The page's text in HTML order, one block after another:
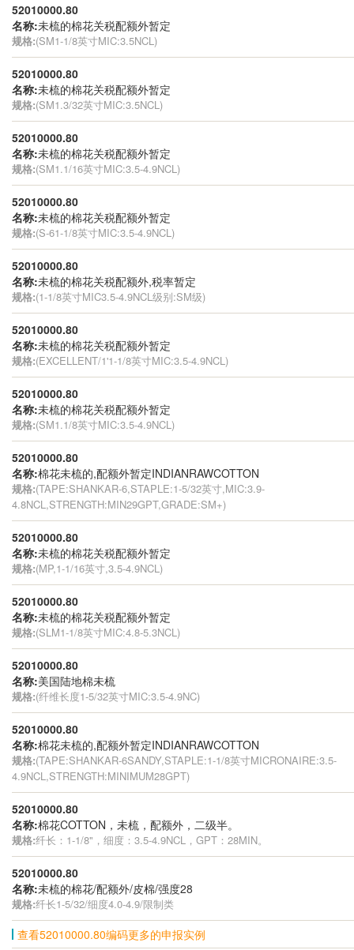
52010000.80
名称:未梳的棉花关税配额外暂定
规格:(SM1-1/8英寸MIC:3.5NCL)
52010000.80
名称:未梳的棉花关税配额外暂定
规格:(SM1.3/32英寸MIC:3.5NCL)
52010000.80
名称:未梳的棉花关税配额外暂定
规格:(SM1.1/16英寸MIC:3.5-4.9NCL)
52010000.80
名称:未梳的棉花关税配额外暂定
规格:(S-61-1/8英寸MIC:3.5-4.9NCL)
52010000.80
名称:未梳的棉花关税配额外,税率暂定
规格:(1-1/8英寸MIC3.5-4.9NCL级别:SM级)
52010000.80
名称:未梳的棉花关税配额外暂定
规格:(EXCELLENT/1'1-1/8英寸MIC:3.5-4.9NCL)
52010000.80
名称:未梳的棉花关税配额外暂定
规格:(SM1.1/8英寸MIC:3.5-4.9NCL)
52010000.80
名称:棉花未梳的,配额外暂定INDIANRAWCOTTON
规格:(TAPE:SHANKAR-6,STAPLE:1-5/32英寸,MIC:3.9-
4.8NCL,STRENGTH:MIN29GPT,GRADE:SM+)
52010000.80
名称:未梳的棉花关税配额外暂定
规格:(MP,1-1/16英寸,3.5-4.9NCL)
52010000.80
名称:未梳的棉花关税配额外暂定
规格:(SLM1-1/8英寸MIC:4.8-5.3NCL)
52010000.80
名称:美国陆地棉未梳
规格:(纤维长度1-5/32英寸MIC:3.5-4.9NC)
52010000.80
名称:棉花未梳的,配额外暂定INDIANRAWCOTTON
规格:(TAPE:SHANKAR-6SANDY,STAPLE:1-1/8英寸MICRONAIRE:3.5-
4.9NCL,STRENGTH:MINIMUM28GPT)
52010000.80
名称:棉花COTTON，未梳，配额外，二级半。
规格:纤长：1-1/8"，细度：3.5-4.9NCL，GPT：28MIN。
52010000.80
名称:未梳的棉花/配额外/皮棉/强度28
规格:纤长1-5/32/细度4.0-4.9/限制类
查看52010000.80编码更多的申报实例